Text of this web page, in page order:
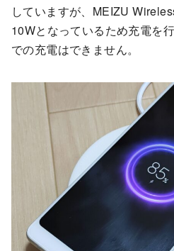
していますが、MEIZU
10Wとなっているため充電を
での充電はできません。